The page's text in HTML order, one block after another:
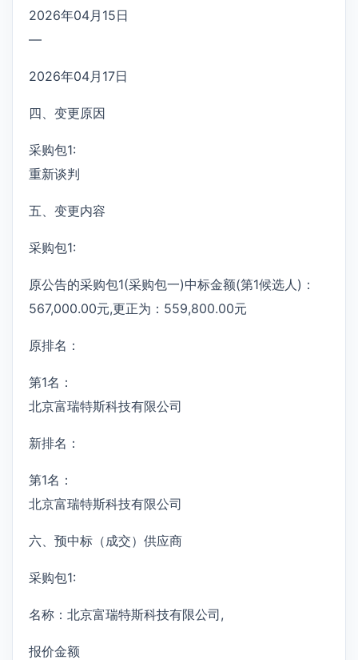
2026年04月15日
—
2026年04月17日
四、变更原因
采购包1:
重新谈判
五、变更内容
采购包1:
原公告的采购包1(采购包一)中标金额(第1候选人)：
567,000.00元,更正为：559,800.00元
原排名：
第1名：
北京富瑞特斯科技有限公司
新排名：
第1名：
北京富瑞特斯科技有限公司
六、预中标（成交）供应商
采购包1:
名称：北京富瑞特斯科技有限公司,
报价金额